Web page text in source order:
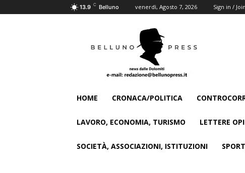
13.9 C Belluno venerdì, Agosto 7, 2026 Sign in / Join
HOME CRONACA/POLITICA
LAVORO, ECONOMIA, TURISMO LETTERE
SOCIETÀ, ASSOCIAZIONI, ISTITUZIONI